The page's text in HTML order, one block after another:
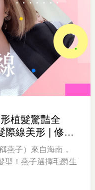
植髮驚豔全
際線美形 | 修飾
燕子）來自海南，
型！燕子選擇毛爵生